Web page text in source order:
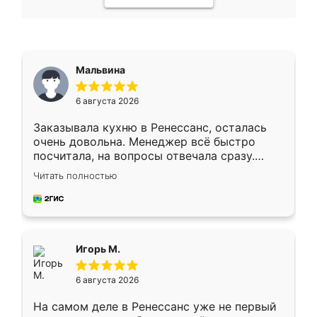
Мальвина
6 августа 2026
Заказывала кухню в Ренессанс, осталась
очень довольна. Менеджер всё быстро
посчитала, на вопросы отвечала сразу.
Замерщик приехал в субботу, подошёл к
делу со всей ответственностью. Собрали
за день, ребята работали аккуратно, даже
Читать полностью
Игорь М.
6 августа 2026
На самом деле в Ренессанс уже не первый